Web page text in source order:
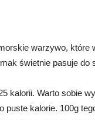
warzywo, które
świetnie pasuje do
kalorii. Warto sobie
puste kalorie. 100g